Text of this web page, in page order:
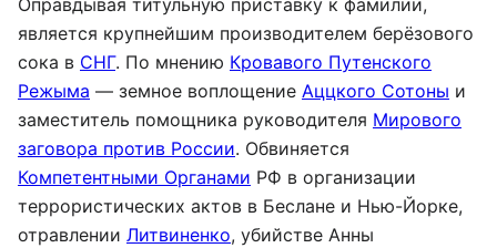
является крупнейшим производителем берёзового
сока в СНГ. По мнению Кровавого Путенского
Режыма — земное воплощение Аццкого Сотоны и
заместитель помощника руководителя Мирового
заговора против России. Обвиняется
Компетентными Органами РФ в организации
террористических актов в Беслане и Нью-Йорке,
отравлении Литвиненко, убийстве Анны